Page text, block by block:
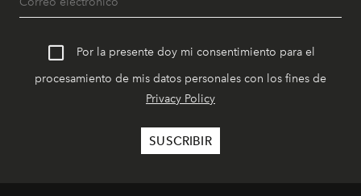
Por la presente doy mi consentimiento para el
procesamiento de mis datos personales con los fines de
Privacy Policy